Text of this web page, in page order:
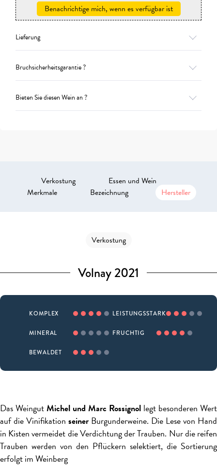
Benachrichtige mich, wenn es verfügbar ist
Lieferung
Bruchsicherheitsgarantie ?
Bieten Sie diesen Wein an ?
Verkostung
Essen und Wein
Merkmale
Bezeichnung Hersteller
Verkostung
Volnay 2021
KOMPLEX LEISTUNGSSTARK
MINERAL FRUCHTIG
BEWALDET
Das WeingutMichel und Marc Rossignol legt besonderen Wert
auf die Vinifikation seiner Burgunderweine. Die Lese von Hand
in Kisten vermeidet die Verdichtung der Trauben. Nur die reifen
Trauben werden von den Pflückern selektiert, die Sortierung
erfolgt im Weinberg